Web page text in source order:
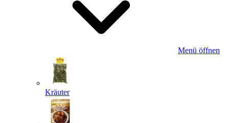
Menü öffnen
Kräuter